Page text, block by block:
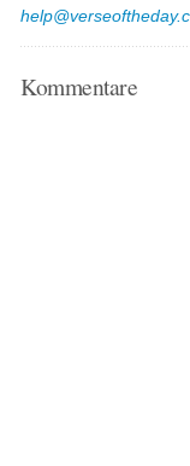
Kommentare